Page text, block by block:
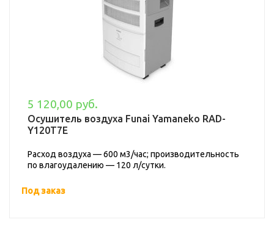
5 120,00 руб.
Осушитель воздуха Funai Yamaneko RAD-
Y120T7E
Расход воздуха — 600 м3/час; производительность
по влагоудалению — 120 л/сутки.
Под заказ